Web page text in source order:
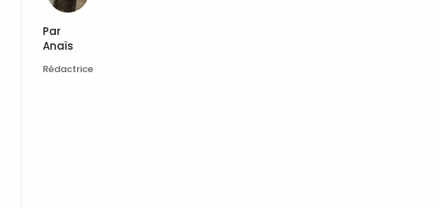
Par
Anaïs
Rédactrice